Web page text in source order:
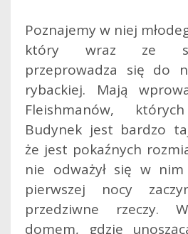
Poznajemy w niej
który wraz ze
przeprowadza się do
rybackiej. Mają
Fleishmanów,
Budynek jest bardzo
że jest pokaźnych
nie odważył się w nim
pierwszej nocy
przedziwne rzeczy.
domem, gdzie